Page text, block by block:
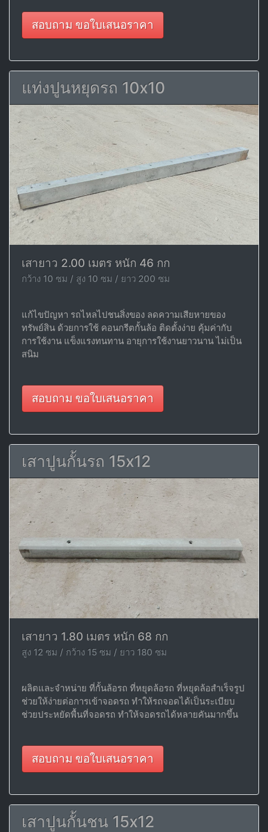
สอบถาม ขอใบเสนอราคา
แท่งปูนหยุดรถ 10x10
เสายาว 2.00 เมตร หนัก 46 กก
กว้าง 10 ซม / สูง 10 ซม / ยาว 200 ซม
แก้ไขปัญหา รถไหลไปชนสิ่งของ ลดความเสียหายของ
ทรัพย์สิน ด้วยการใช้ คอนกรีตกั้นล้อ ติดตั้งง่าย คุ้มค่ากับ
การใช้งาน แข็งแรงทนทาน อายุการใช้งานยาวนาน ไม่เป็น
สนิม
สอบถาม ขอใบเสนอราคา
เสาปูนกั้นรถ 15x12
เสายาว 1.80 เมตร หนัก 68 กก
สูง 12 ซม / กว้าง 15 ซม / ยาว 180 ซม
ผลิตและจำหน่าย ที่กั้นล้อรถ ที่หยุดล้อรถ ที่หยุดล้อสำเร็จรูป
ช่วยให้ง่ายต่อการเข้าจอดรถ ทำให้รถจอดได้เป็นระเบียบ
ช่วยประหยัดพื้นที่จอดรถ ทำให้จอดรถได้หลายคันมากขึ้น
สอบถาม ขอใบเสนอราคา
เสาปูนกั้นชน 15x12